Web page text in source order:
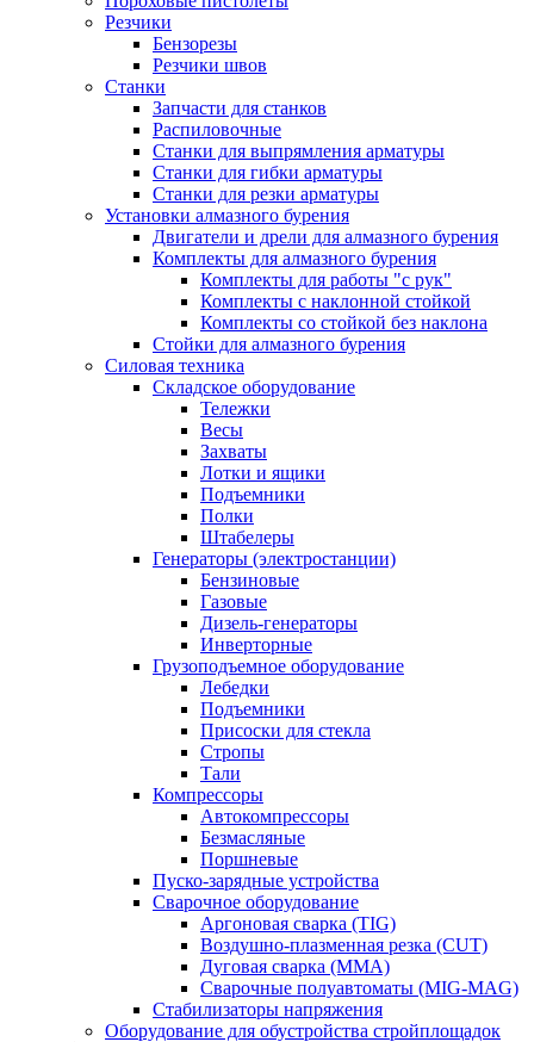
Резчики
Бензорезы
Резчики швов
Станки
Запчасти для станков
Распиловочные
Станки для выпрямления арматуры
Станки для гибки арматуры
Станки для резки арматуры
Установки алмазного бурения
Двигатели и дрели для алмазного бурения
Комплекты для алмазного бурения
Комплекты для работы "с рук"
Комплекты с наклонной стойкой
Комплекты со стойкой без наклона
Стойки для алмазного бурения
Силовая техника
Складское оборудование
Тележки
Весы
Захваты
Лотки и ящики
Подъемники
Полки
Штабелеры
Генераторы (электростанции)
Бензиновые
Газовые
Дизель-генераторы
Инверторные
Грузоподъемное оборудование
Лебедки
Подъемники
Присоски для стекла
Стропы
Тали
Компрессоры
Автокомпрессоры
Безмасляные
Поршневые
Пуско-зарядные устройства
Сварочное оборудование
Аргоновая сварка (TIG)
Воздушно-плазменная резка (CUT)
Дуговая сварка (ММА)
Сварочные полуавтоматы (MIG-MAG)
Стабилизаторы напряжения
Оборудование для обустройства стройплощадок